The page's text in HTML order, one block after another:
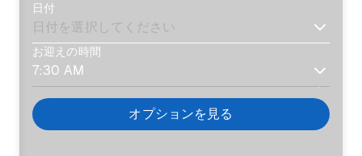
日付
お迎えの時間
オプションを見る